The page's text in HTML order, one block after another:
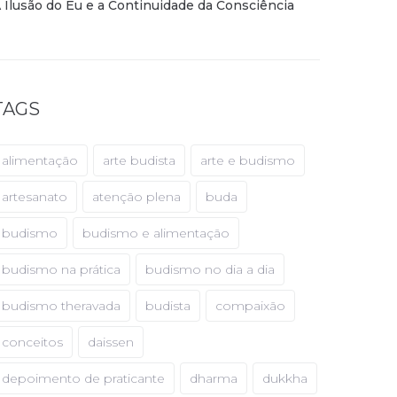
Ilusão do Eu e a Continuidade da Consciência
alimentação arte budista arte e budismo
artesanato atenção plena buda
budismo budismo e alimentação
budismo na prática budismo no dia a dia
budismo theravada budista compaixão
conceitos daissen
depoimento de praticante dharma dukkha